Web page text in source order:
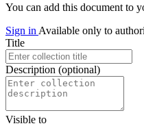
You can add this document to
Sign in Available only to
Title
Description (optional)
Visible to